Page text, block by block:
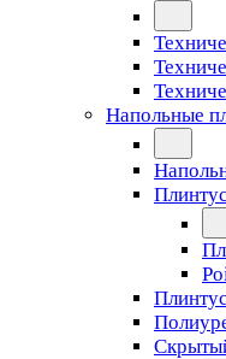
Напольные